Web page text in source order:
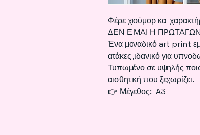
Φέρε χιούμορ και
ΔΕΝ ΕΙΜΑΙ Η
Ένα μοναδικό art print
ατάκες ,ιδανικό για
Τυπωμένο σε υψηλής
αισθητική που ξεχωρίζει.
👉 Μέγεθος: A3